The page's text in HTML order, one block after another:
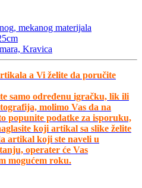
mekanog materijala
Kravica
a Vi želite da poručite
samo određenu igračku, lik ili
molimo Vas da na
popunite podatke za isporuku,
koji artikal sa slike želite
artikal koji ste naveli u
operater će Vas
mogućem roku.